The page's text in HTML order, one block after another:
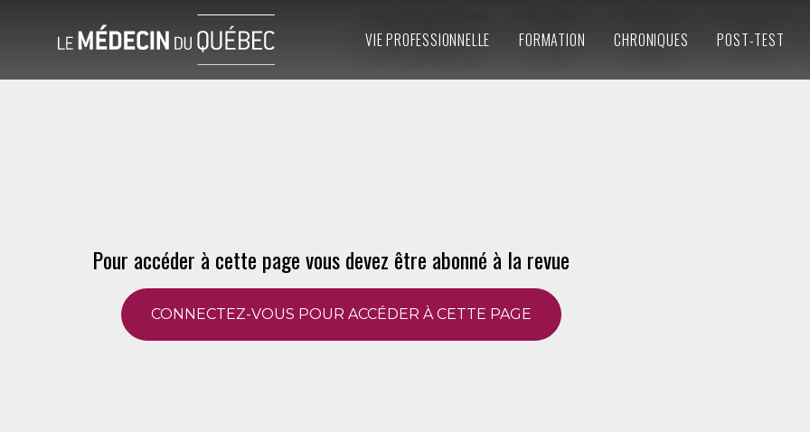
VIE PROFESSIONNELLE FORMATION CHRONIQUES POST-TEST
Pour accéder à cette page vous devez être abonné à la revue
CONNECTEZ-VOUS POUR ACCÉDER À CETTE PAGE